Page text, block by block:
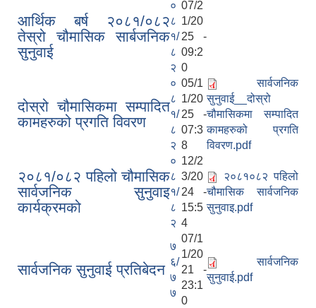
आर्थिक बर्ष २०८१/०८२
तेस्रो चौमासिक सार्बजनिक
सुनुवाई
०
८
१/
८
२
07/2
1/20
25 -
09:2
0
दोस्रो चौमासिकमा सम्पादित
कामहरुको प्रगति विवरण
०
८
१/
८
२
05/1
1/20
25 -
07:3
8
सार्वजनिक
सुनुवाई__दोस्रो
चौमासिकमा सम्पादित
कामहरुको प्रगति
विवरण.pdf
२०८१/०८२ पहिलो चौमासिक
सार्वजनिक सुनुवाइ
कार्यक्रमको
०
८
१/
८
२
12/2
3/20
24 -
15:5
4
२०८१०८२ पहिलो
चौमासिक सार्वजनिक
सुनुवाइ.pdf
सार्वजनिक सुनुवाई प्रतिबेदन
७
६/
७
७
07/1
1/20
21 -
23:1
0
सार्वजनिक
सुनुवाई.pdf